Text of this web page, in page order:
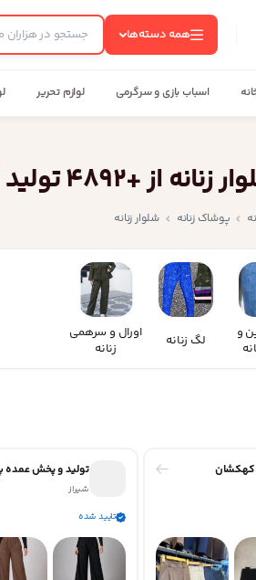
همه دسته‌ها
اسباب بازی و سرگرمی لوازم تحریر
کننده زیر قیمت بازار
پوشاک زنانه شلوار زنانه
و
لگ زنانه
اورال و سرهمی
زنانه
کهکشان تولید و پخش عمده
شیراز
تایید شده